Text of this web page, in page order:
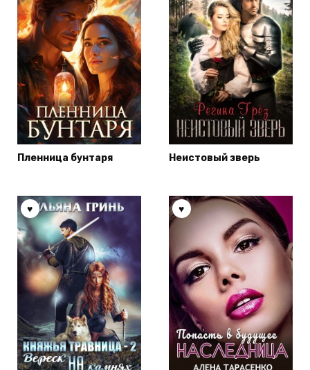
Пленница бунтаря Неистовый зверь